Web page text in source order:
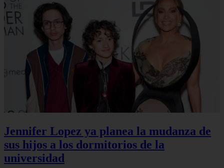
Jennifer Lopez ya planea la mudanza de
sus hijos a los dormitorios de la
universidad